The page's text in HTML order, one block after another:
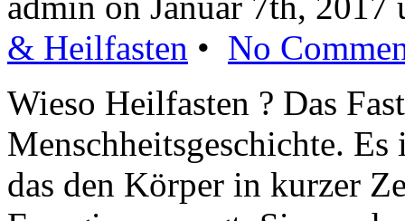
& Heilfasten • No
Wieso Heilfasten ? Das
Menschheitsgeschichte.
das den Körper in kurzer